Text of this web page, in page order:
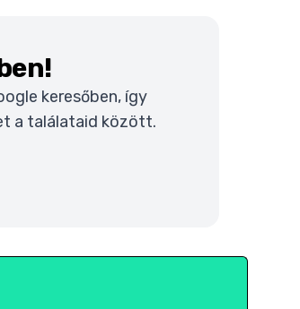
keresőben, így
a találataid között.